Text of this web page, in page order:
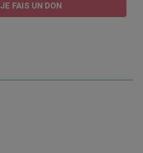
JE FAIS UN DON